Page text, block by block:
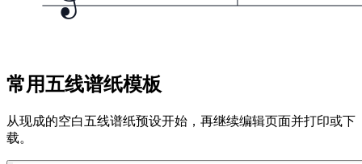
常用五线谱纸模板
从现成的空白五线谱纸预设开始，再继续编辑页面并打印或下
载。